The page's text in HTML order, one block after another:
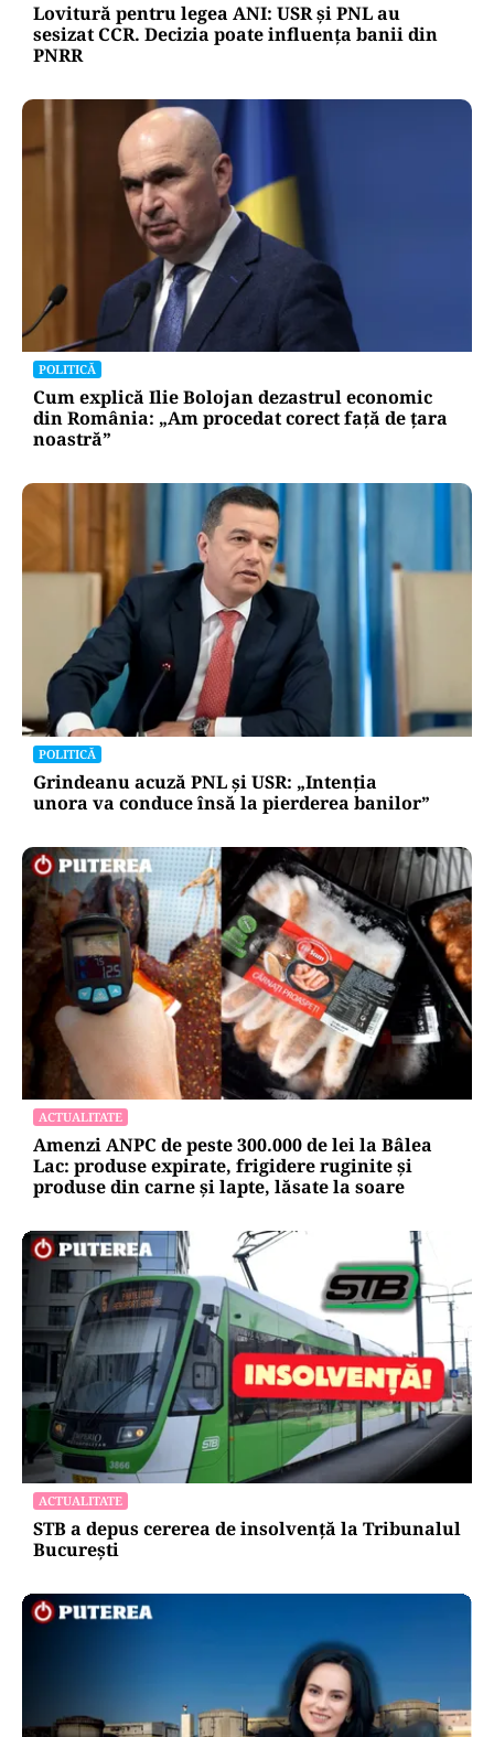
Lovitură pentru legea ANI: USR și PNL au
sesizat CCR. Decizia poate influența banii din
PNRR
POLITICĂ
Cum explică Ilie Bolojan dezastrul economic
din România: „Am procedat corect față de țara
noastră”
POLITICĂ
Grindeanu acuză PNL și USR: „Intenția
unora va conduce însă la pierderea banilor”
ACTUALITATE
Amenzi ANPC de peste 300.000 de lei la Bâlea
Lac: produse expirate, frigidere ruginite și
produse din carne și lapte, lăsate la soare
ACTUALITATE
STB a depus cererea de insolvență la Tribunalul
București